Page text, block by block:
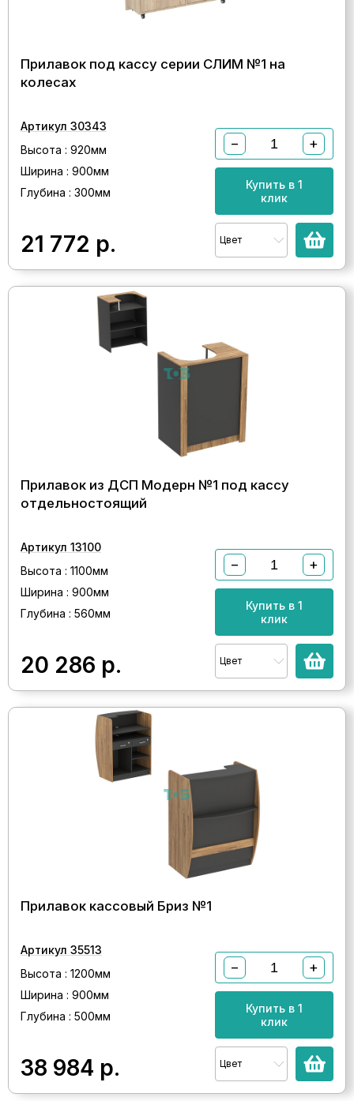
Прилавок под кассу серии СЛИМ №1 на
колесах
Артикул 30343
Высота : 920мм
Ширина : 900мм
Глубина : 300мм
21 772 р.
− +
Купить в 1
клик
Цвет
Прилавок из ДСП Модерн №1 под кассу
отдельностоящий
Артикул 13100
Высота : 1100мм
Ширина : 900мм
Глубина : 560мм
20 286 р.
− +
Купить в 1
клик
Цвет
Прилавок кассовый Бриз №1
Артикул 35513
Высота : 1200мм
Ширина : 900мм
Глубина : 500мм
38 984 р.
− +
Купить в 1
клик
Цвет